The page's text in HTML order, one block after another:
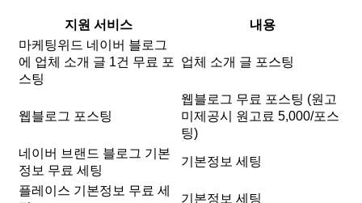
지원 서비스
내용
마케팅위드 네이버 블로그
에 업체 소개 글 1건 무료 포
스팅
업체 소개 글 포스팅
웹블로그 포스팅
웹블로그 무료 포스팅 (원고
미제공시 원고료 5,000/포스
팅)
네이버 브랜드 블로그 기본
정보 무료 세팅
기본정보 세팅
플레이스 기본정보 무료 세
기본정보 세팅